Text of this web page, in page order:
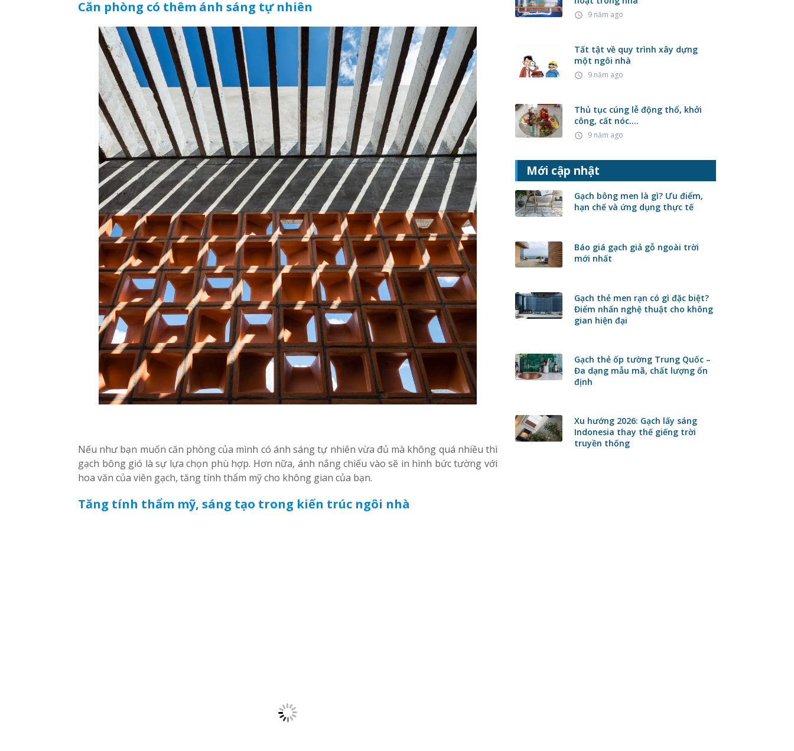
Căn phòng có thêm ánh sáng tự nhiên
Nếu như bạn muốn căn phòng của mình có ánh sáng tự nhiên vừa đủ mà không quá nhiều thì
gạch bông gió là sự lựa chọn phù hợp. Hơn nữa, ánh nắng chiếu vào sẽ in hình bức tường với
hoa văn của viên gạch, tăng tính thẩm mỹ cho không gian của bạn.
Tăng tính thẩm mỹ, sáng tạo trong kiến trúc ngôi nhà
access_time 9 năm ago
Tất tật về quy trình xây dựng
một ngôi nhà
access_time 9 năm ago
Thủ tục cúng lễ động thổ, khởi
công, cất nóc….
access_time 9 năm ago
Mới cập nhật
Gạch bông men là gì? Ưu điểm,
hạn chế và ứng dụng thực tế
Báo giá gạch giả gỗ ngoài trời
mới nhất
Gạch thẻ men rạn có gì đặc biệt?
Điểm nhấn nghệ thuật cho không
gian hiện đại
Gạch thẻ ốp tường Trung Quốc –
Đa dạng mẫu mã, chất lượng ổn
định
Xu hướng 2026: Gạch lấy sáng
Indonesia thay thế giếng trời
truyền thống